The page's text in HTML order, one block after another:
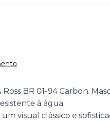
BR 01-94 Carbon.
à água.
visual clássico e